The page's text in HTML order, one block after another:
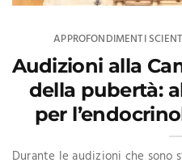
APPROFONDIMENTI
Audizioni alla
della pubertà:
per
Durante le audizioni che sono